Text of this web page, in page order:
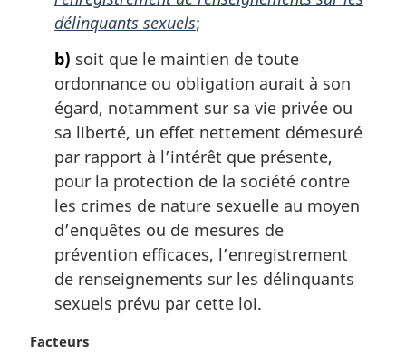
délinquants sexuels;
b) soit que le maintien de toute
ordonnance ou obligation aurait à son
égard, notamment sur sa vie privée ou
sa liberté, un effet nettement démesuré
par rapport à l’intérêt que présente,
pour la protection de la société contre
les crimes de nature sexuelle au moyen
d’enquêtes ou de mesures de
prévention efficaces, l’enregistrement
de renseignements sur les délinquants
sexuels prévu par cette loi.
N
Facteurs